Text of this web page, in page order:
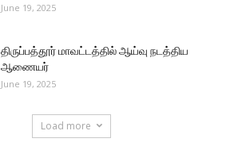
June 19, 2025
திருப்பத்தூர் மாவட்டத்தில் ஆய்வு நடத்திய
ஆணையர்
June 19, 2025
Load more